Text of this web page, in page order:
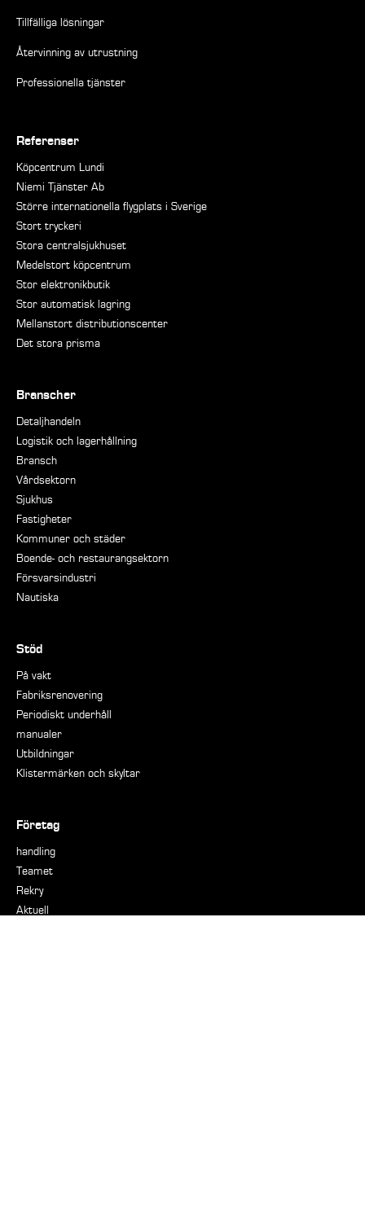
Tillfälliga lösningar
Återvinning av utrustning
Professionella tjänster
Referenser
Köpcentrum Lundi
Niemi Tjänster Ab
Större internationella flygplats i Sverige
Stort tryckeri
Stora centralsjukhuset
Medelstort köpcentrum
Stor elektronikbutik
Stor automatisk lagring
Mellanstort distributionscenter
Det stora prisma
Branscher
Detaljhandeln
Logistik och lagerhållning
Bransch
Vårdsektorn
Sjukhus
Fastigheter
Kommuner och städer
Boende- och restaurangsektorn
Försvarsindustri
Nautiska
Stöd
På vakt
Fabriksrenovering
Periodiskt underhåll
manualer
Utbildningar
Klistermärken och skyltar
Företag
handling
Teamet
Rekry
Aktuell